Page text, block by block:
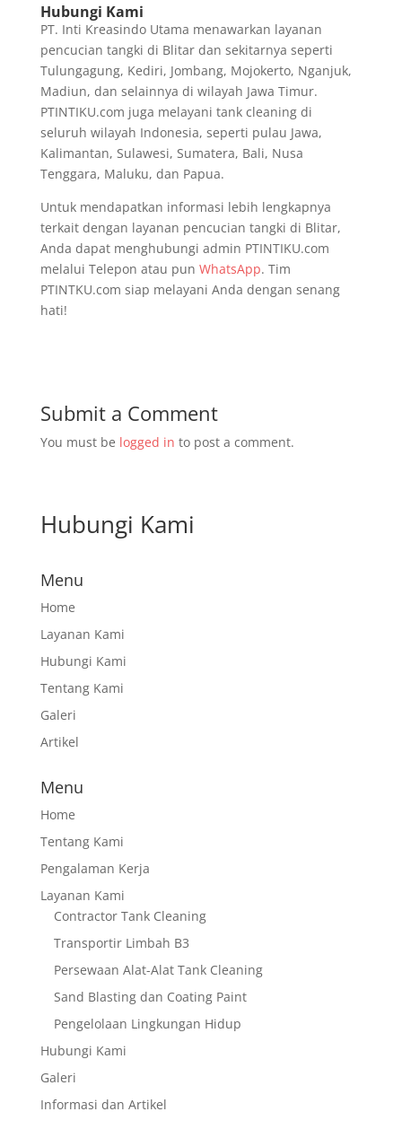
Hubungi Kami
PT. Inti Kreasindo Utama menawarkan layanan
pencucian tangki di Blitar dan sekitarnya seperti
Tulungagung, Kediri, Jombang, Mojokerto, Nganjuk,
Madiun, dan selainnya di wilayah Jawa Timur.
PTINTIKU.com juga melayani tank cleaning di
seluruh wilayah Indonesia, seperti pulau Jawa,
Kalimantan, Sulawesi, Sumatera, Bali, Nusa
Tenggara, Maluku, dan Papua.
Untuk mendapatkan informasi lebih lengkapnya
terkait dengan layanan pencucian tangki di Blitar,
Anda dapat menghubungi admin PTINTIKU.com
melalui Telepon atau pun WhatsApp. Tim
PTINTKU.com siap melayani Anda dengan senang
hati!
Submit a Comment
You must be logged in to post a comment.
Hubungi Kami
Menu
Home
Layanan Kami
Hubungi Kami
Tentang Kami
Galeri
Artikel
Menu
Home
Tentang Kami
Pengalaman Kerja
Layanan Kami
Contractor Tank Cleaning
Transportir Limbah B3
Persewaan Alat-Alat Tank Cleaning
Sand Blasting dan Coating Paint
Pengelolaan Lingkungan Hidup
Hubungi Kami
Galeri
Informasi dan Artikel